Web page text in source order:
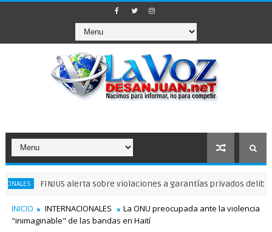
FINJUS alerta sobre violaciones a garantías privados delibertad
INICIO INTERNACIONALES
La ONU preocupada ante la violencia
"inimaginable" de las bandas en Haití